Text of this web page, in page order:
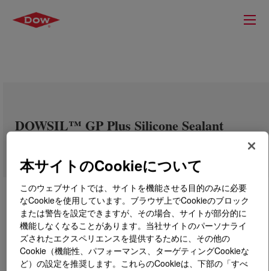
DOWSIL™ GP Plus Silicone Sealant
本サイトのCookieについて
このウェブサイトでは、サイトを機能させる目的のみに必要
なCookieを使用しています。ブラウザ上でCookieのブロック
または警告を設定できますが、その場合、サイトが部分的に
機能しなくなることがあります。当社サイトのパーソナライ
ズされたエクスペリエンスを提供するために、その他の
Cookie（機能性、パフォーマンス、ターゲティングCookieな
ど）の設定を推奨します。これらのCookieは、下部の「すべ